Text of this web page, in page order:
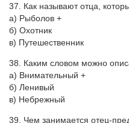
37. Как называют отца,
а) Рыболов +
б) Охотник
в) Путешественник
38. Каким словом можно
а) Внимательный +
б) Ленивый
в) Небрежный
39. Чем занимается отец-